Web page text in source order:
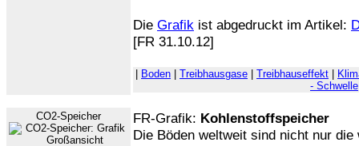
Die Grafik ist abgedruckt im Artikel:
[FR 31.10.12]
Boden Treibhausgase Treibhauseffekt
- Schwelle
CO2-Speicher FR-Grafik: Kohlenstoffspeicher
Die Böden weltweit sind nicht nur